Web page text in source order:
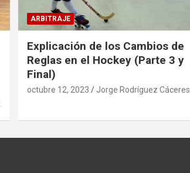
ARBITRAJE
Explicación de los Cambios de
Reglas en el Hockey (Parte 3 y
Final)
octubre 12, 2023 Jorge Rodríguez Cáceres